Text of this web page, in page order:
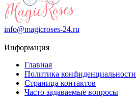
info@magicroses-24.ru
Информация
Главная
Политика конфиденциальности
Страница контактов
Часто задаваемые вопросы